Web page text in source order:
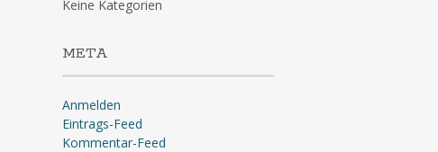
Keine Kategorien
META
Anmelden
Eintrags-Feed
Kommentar-Feed